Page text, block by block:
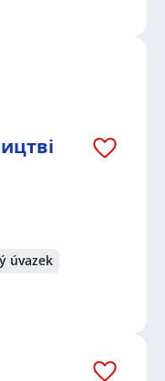
úvazek